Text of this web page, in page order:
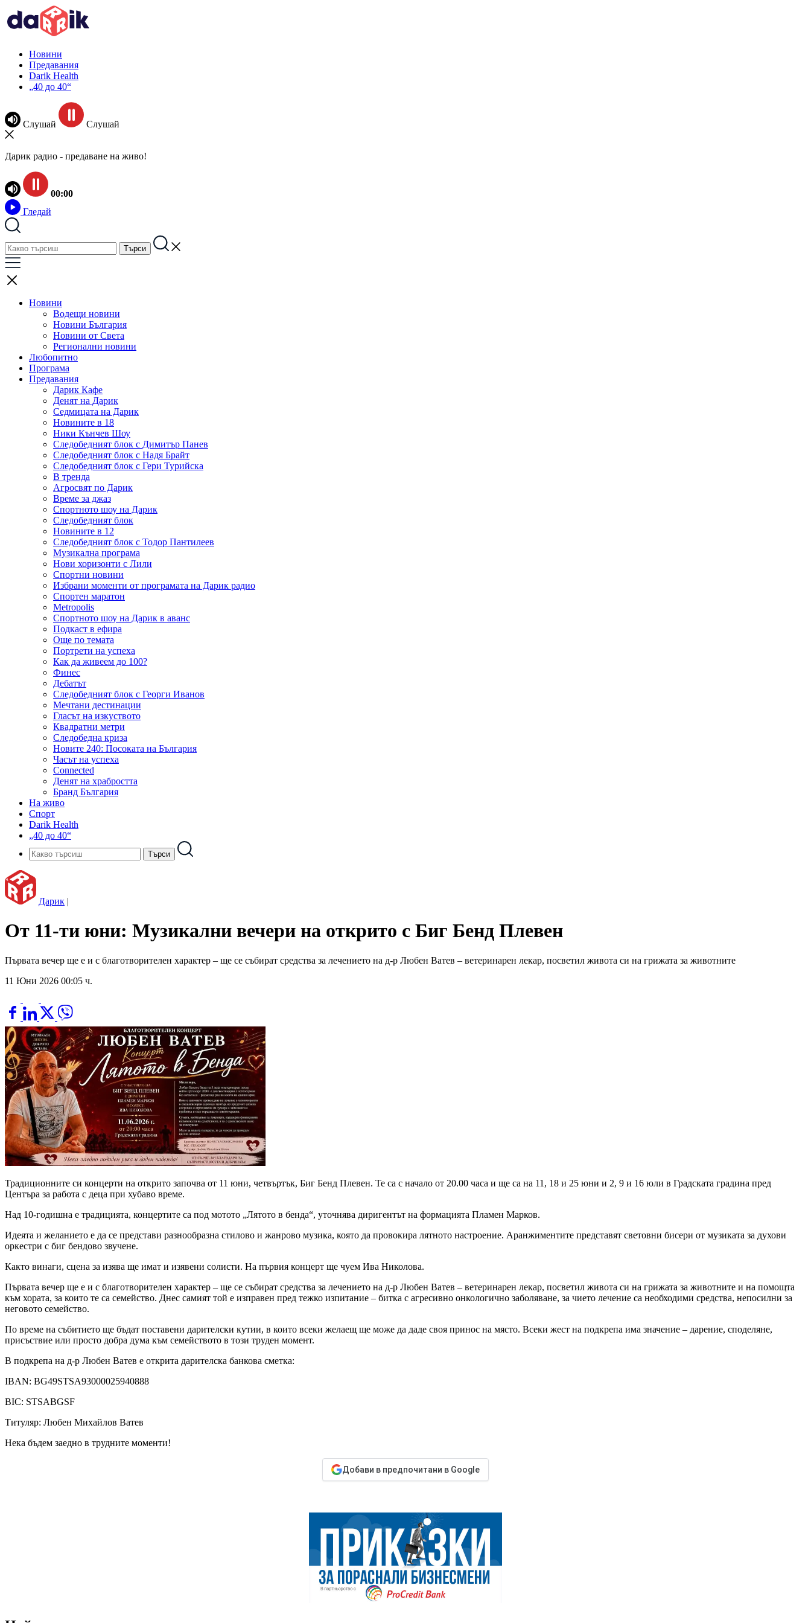
Новини
Предавания
Darik Health
„40 до 40“
Слушай Слушай
Дарик радио - предаване на живо!
00:00
Гледай
Новини
Водещи новини
Новини България
Новини от Света
Регионални новини
Любопитно
Програма
Предавания
Дарик Кафе
Денят на Дарик
Седмицата на Дарик
Новините в 18
Ники Кънчев Шоу
Следобедният блок с Димитър Панев
Следобедният блок с Надя Брайт
Следобедният блок с Гери Турийска
В тренда
Агросвят по Дарик
Време за джаз
Спортното шоу на Дарик
Следобедният блок
Новините в 12
Следобедният блок с Тодор Пантилеев
Музикална програма
Нови хоризонти с Лили
Спортни новини
Избрани моменти от програмата на Дарик радио
Спортен маратон
Metropolis
Спортното шоу на Дарик в аванс
Подкаст в ефира
Още по темата
Портрети на успеха
Как да живеем до 100?
Финес
Дебатът
Следобедният блок с Георги Иванов
Мечтани дестинации
Гласът на изкуството
Квадратни метри
Следобедна криза
Новите 240: Посоката на България
Часът на успеха
Connected
Денят на храбростта
Бранд България
На живо
Спорт
Darik Health
„40 до 40“
Дарик |
От 11-ти юни: Музикални вечери на открито с Биг Бенд Плевен
Първата вечер ще е и с благотворителен характер – ще се събират средства за лечението на д-р Любен Ватев – ветеринарен лекар, посветил живота си на грижата за животните
11 Юни 2026 00:05 ч.
Традиционните си концерти на открито започва от 11 юни, четвъртък, Биг Бенд Плевен. Те са с начало от 20.00 часа и ще са на 11, 18 и 25 юни и 2, 9 и 16 юли в Градската градина пред
Центъра за работа с деца при хубаво време.
Над 10-годишна е традицията, концертите са под мотото „Лятото в бенда“, уточнява диригентът на формацията Пламен Марков.
Идеята и желанието е да се представи разнообразна стилово и жанрово музика, която да провокира лятното настроение. Аранжиментите представят световни бисери от музиката за духови
оркестри с биг бендово звучене.
Както винаги, сцена за изява ще имат и изявени солисти. На първия концерт ще чуем Ива Николова.
Първата вечер ще е и с благотворителен характер – ще се събират средства за лечението на д-р Любен Ватев – ветеринарен лекар, посветил живота си на грижата за животните и на помощта
към хората, за които те са семейство. Днес самият той е изправен пред тежко изпитание – битка с агресивно онкологично заболяване, за чието лечение са необходими средства, непосилни за
неговото семейство.
По време на събитието ще бъдат поставени дарителски кутии, в които всеки желаещ ще може да даде своя принос на място. Всеки жест на подкрепа има значение – дарение, споделяне,
присъствие или просто добра дума към семейството в този труден момент.
В подкрепа на д-р Любен Ватев е открита дарителска банкова сметка:
IBAN: BG49STSA93000025940888
BIC: STSABGSF
Титуляр: Любен Михайлов Ватев
Нека бъдем заедно в трудните моменти!
Добави в предпочитани в Google